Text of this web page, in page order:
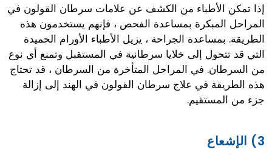
إذا تمكن الأطباء من الكشف عن علامات سرطان القولون في
المراحل المبكرة بمساعدة الفحص ، فإنهم يستخدمون هذه
الطريقة. بمساعدة الجراحة ، يزيل الأطباء الأورام الحميدة
التي قد تتحول إلى خلايا سرطانية في المستقبل وتمنع أي نوع
من السرطان. في المراحل المتأخرة من السرطان ، قد تحتاج
هذه الطريقة في علاج سرطان القولون في الهند إلى إزالة
جزء من المستقيم.
3) الإشعاع